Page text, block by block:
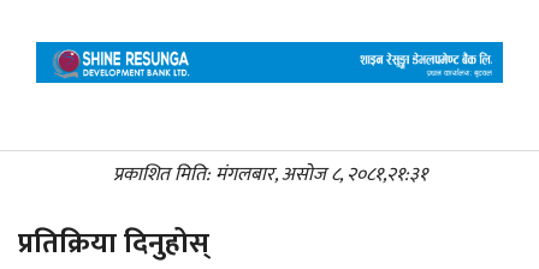
प्रकाशित मिति: मंगलबार, असोज ८, २०८१,२१:३१
प्रतिक्रिया दिनुहोस्